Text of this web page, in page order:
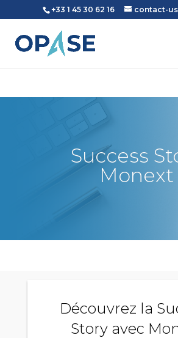
+33 1 45 30 62 16 contact-
Success
Monext
Découvrez la
Story avec